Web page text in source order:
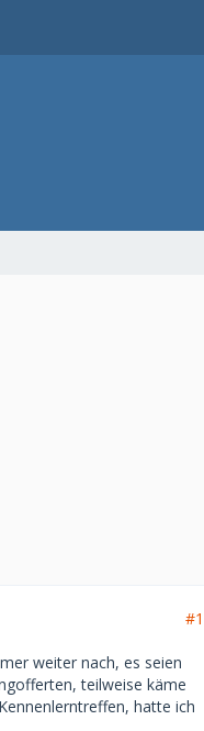
#1
weiter nach, es seien
teilweise käme
hatte ich